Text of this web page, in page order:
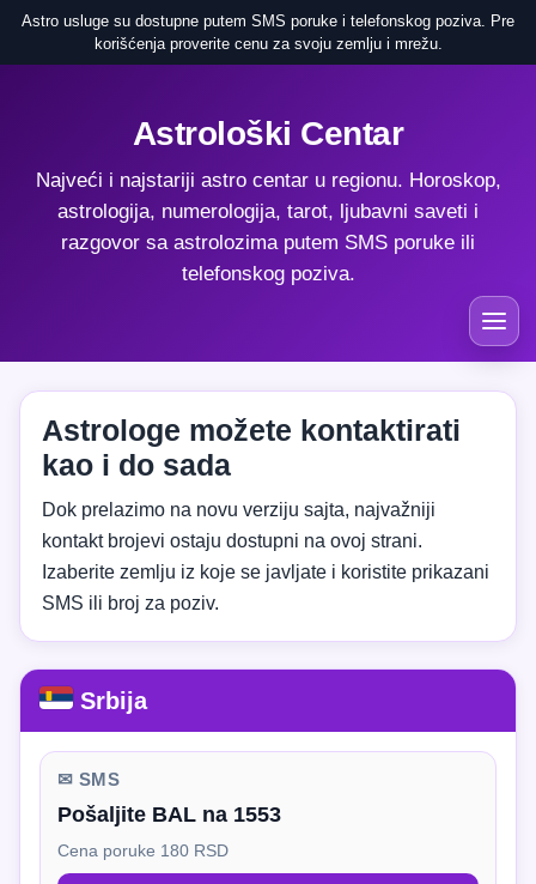
Astro usluge su dostupne putem SMS poruke i telefonskog poziva. Pre
korišćenja proverite cenu za svoju zemlju i mrežu.
Astrološki Centar
Najveći i najstariji astro centar u regionu. Horoskop,
astrologija, numerologija, tarot, ljubavni saveti i
razgovor sa astrolozima putem SMS poruke ili
telefonskog poziva.
Astrologe možete kontaktirati
kao i do sada
Dok prelazimo na novu verziju sajta, najvažniji
kontakt brojevi ostaju dostupni na ovoj strani.
Izaberite zemlju iz koje se javljate i koristite prikazani
SMS ili broj za poziv.
Srbija
✉ SMS
Pošaljite BAL na 1553
Cena poruke 180 RSD